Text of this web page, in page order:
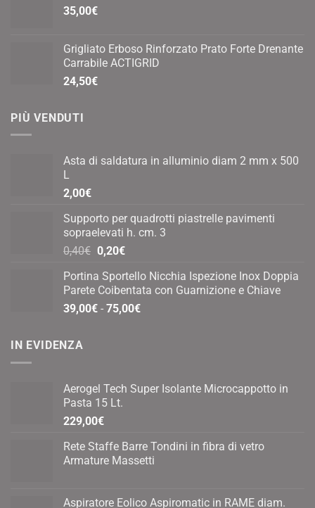
35,00€
Grigliato Erboso Rinforzato Prato Forte Drenante
Carrabile ACTIGRID
24,50€
PIÙ VENDUTI
Asta di saldatura in alluminio diam 2 mm x 500
L
2,00€
Supporto per quadrotti piastrelle pavimenti
sopraelevati h. cm. 3
0,40€ Il
originale
era:
0,40€.
0,20€Il
attuale
è:
0,20€.
Portina Sportello Nicchia Ispezione Inox Doppia
Parete Coibentata con Guarnizione e Chiave
39,00€ - 75,00€Fascia
75,00€
IN EVIDENZA
Aerogel Tech Super Isolante Microcappotto in
Pasta 15 Lt.
229,00€
Rete Staffe Barre Tondini in fibra di vetro
Armature Massetti
Aspiratore Eolico Aspiromatic in RAME diam.